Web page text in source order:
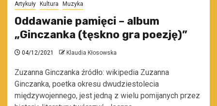
Artykuły Kultura Muzyka
Oddawanie pamięci – album
„Ginczanka (tęskno gra poezję)”
04/12/2021 Klaudia Kłosowska
Zuzanna Ginczanka źródło: wikipedia Zuzanna
Ginczanka, poetka okresu dwudziestolecia
międzywojennego, jest jedną z wielu pomijanych przez